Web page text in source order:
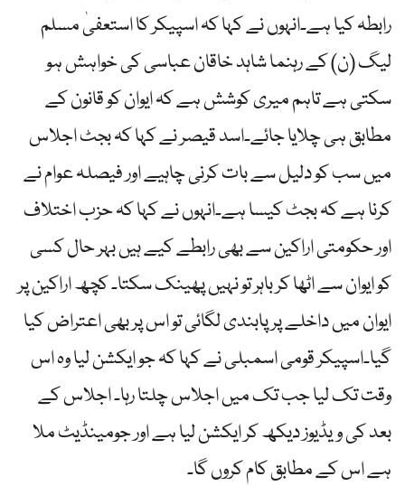
رابطہ کیا ہے۔انہوں نے کہا کہ اسپیکر کا استعفیٰ مسلم
لیگ (ن) کے رہنما شاہد خاقان عباسی کی خواہش ہو
سکتی ہے تاہم میری کوشش ہے کہ ایوان کو قانون کے
مطابق ہی چلایا جائے۔اسد قیصر نے کہا کہ بجٹ اجلاس
میں سب کو دلیل سے بات کرنی چاہیے اور فیصلہ عوام نے
کرنا ہے کہ بجٹ کیسا ہے۔انہوں نے کہا کہ حزب اختلاف
اور حکومتی اراکین سے بھی رابطے کیے ہیں بہر حال کسی
کو ایوان سے اٹھا کر باہر تو نہیں پھینک سکتا۔ کچھ اراکین پر
ایوان میں داخلے پر پابندی لگائی تو اس پر بھی اعتراض کیا
گیا۔اسپیکر قومی اسمبلی نے کہا کہ جو ایکشن لیا وہ اس
وقت تک لیا جب تک میں اجلاس چلتا رہا۔ اجلاس کے
بعد کی ویڈیوز دیکھ کر ایکشن لیا ہے اور جومینڈیٹ ملا
ہے اس کے مطابق کام کروں گا۔